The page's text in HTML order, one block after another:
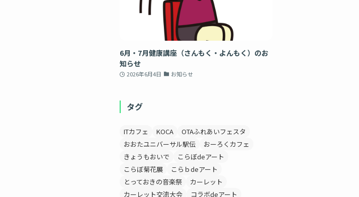
6月・7月健康講座（さんもく・よんもく）のお
知らせ
2026年6月4日 お知らせ
タグ
ITカフェ KOCA
OTAふれあいフェスタ
おおたユニバーサル駅伝
おーろくカフェ
きょうもおいで
こらぼdeアート
こらぼ菊花展
こらｂdeアート
とっておきの音楽祭
カーレット
カーレット交流大会
コラボdeアート